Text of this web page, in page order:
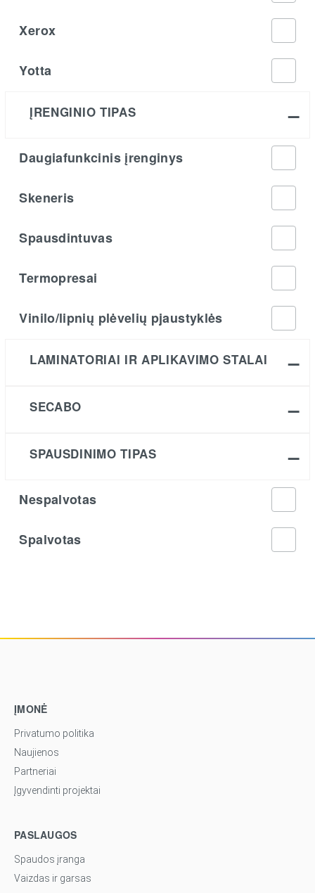
Xerox
Yotta
ĮRENGINIO TIPAS
Daugiafunkcinis įrenginys
Skeneris
Spausdintuvas
Termopresai
Vinilo/lipnių plėvelių pjaustyklės
LAMINATORIAI IR APLIKAVIMO STALAI
SECABO
SPAUSDINIMO TIPAS
Nespalvotas
Spalvotas
ĮMONĖ
Privatumo politika
Naujienos
Partneriai
Įgyvendinti projektai
PASLAUGOS
Spaudos įranga
Vaizdas ir garsas